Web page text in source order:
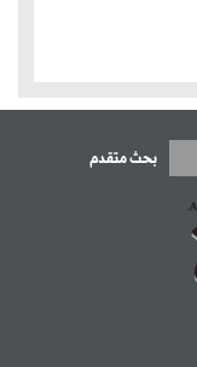
بحث متقدم